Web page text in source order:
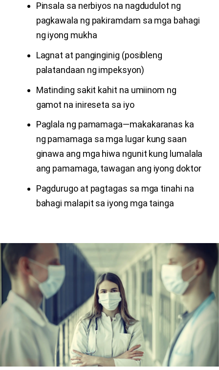
Pinsala sa nerbiyos na nagdudulot ng
pagkawala ng pakiramdam sa mga bahagi
ng iyong mukha
Lagnat at panginginig (posibleng
palatandaan ng impeksyon)
Matinding sakit kahit na umiinom ng
gamot na inireseta sa iyo
Paglala ng pamamaga—makakaranas ka
ng pamamaga sa mga lugar kung saan
ginawa ang mga hiwa ngunit kung lumalala
ang pamamaga, tawagan ang iyong doktor
Pagdurugo at pagtagas sa mga tinahi na
bahagi malapit sa iyong mga tainga